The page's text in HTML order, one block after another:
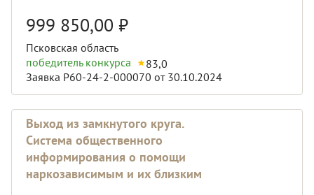
999 850,00 ₽
Псковская область
победитель конкурса
83,0
Заявка Р60-24-2-000070 от 30.10.2024
Выход из замкнутого круга.
Система общественного
информирования о помощи
наркозависимым и их близким